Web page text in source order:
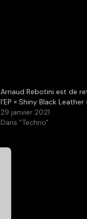
Arnaud Rebotini est de
l’EP « Shiny Black Leather
29 janvier 2021
Dans "Techno"